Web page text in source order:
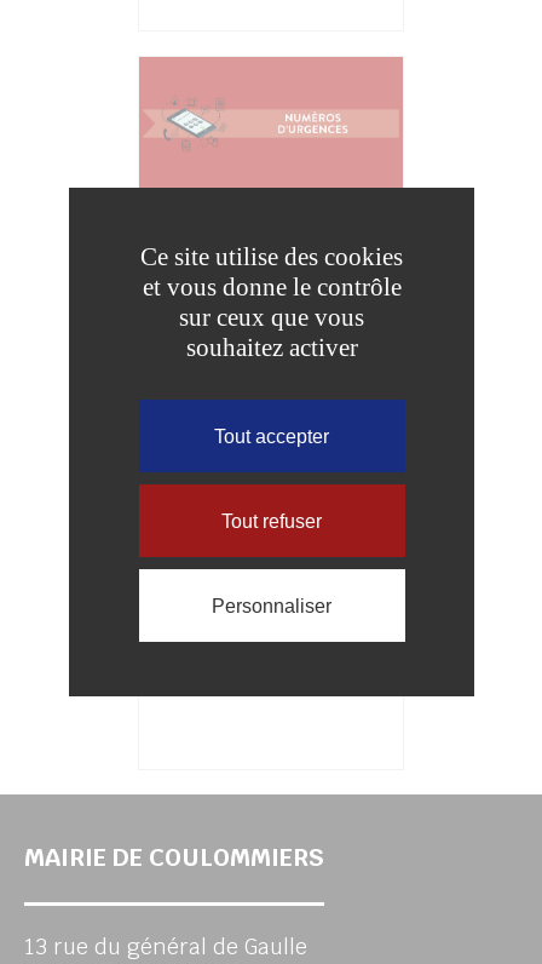
BIEN ÊTRE ANIMAL
MAIRIE DE COULOMMIERS
13 rue du général de Gaulle
Ce site utilise des cookies
et vous donne le contrôle
sur ceux que vous
souhaitez activer
Tout accepter
Tout refuser
Personnaliser